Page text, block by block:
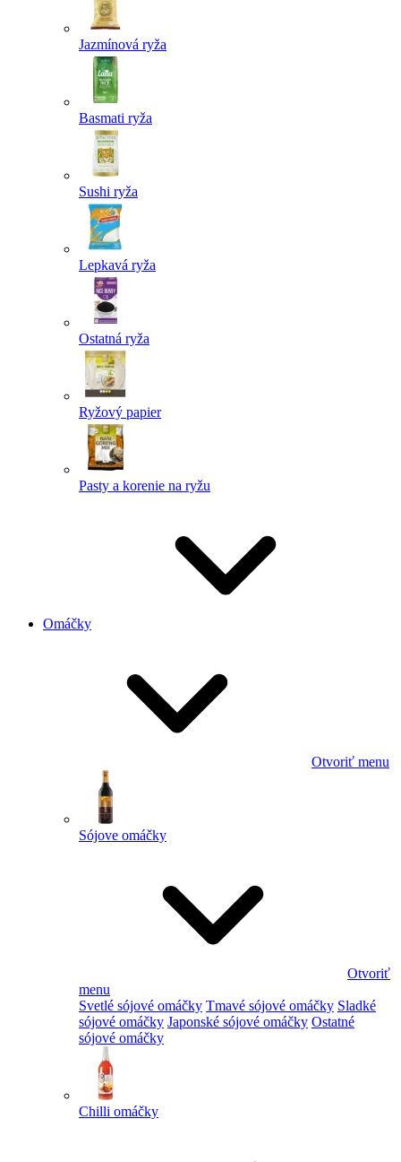
Jazmínová ryža
Basmati ryža
Sushi ryža
Lepkavá ryža
Ostatná ryža
Ryžový papier
Pasty a korenie na ryžu
Omáčky
Otvoriť menu
Sójove omáčky
Otvoriť
menu
Svetlé sójové omáčky Tmavé sójové omáčky Sladké
sójové omáčky Japonské sójové omáčky Ostatné
sójové omáčky
Chilli omáčky